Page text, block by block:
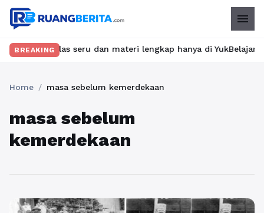
menu
BREAKING
kelas seru dan materi lengkap hanya di YukBelajar.com.
Home / masa sebelum kemerdekaan
masa sebelum
kemerdekaan